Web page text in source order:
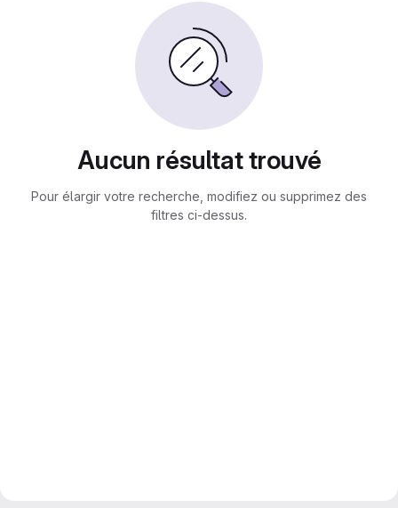
Aucun résultat trouvé
Pour élargir votre recherche, modifiez ou supprimez des
filtres ci-dessus.